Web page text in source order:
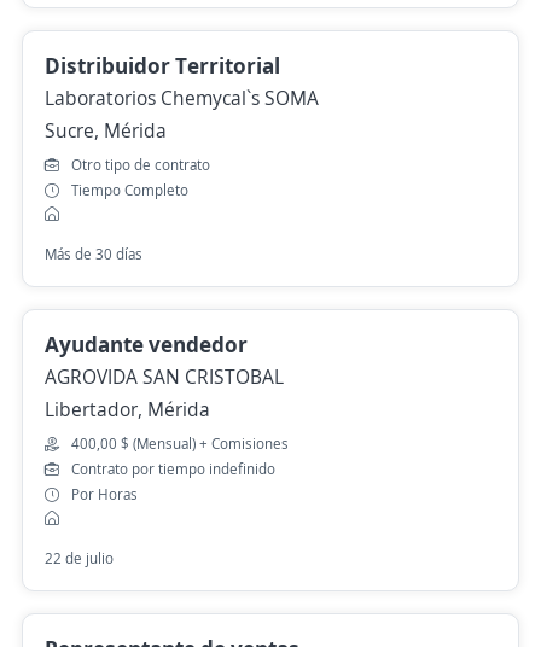
Distribuidor Territorial
Laboratorios Chemycal`s SOMA
Sucre, Mérida
Otro tipo de contrato
Tiempo Completo
Más de 30 días
Ayudante vendedor
AGROVIDA SAN CRISTOBAL
Libertador, Mérida
400,00 $ (Mensual) + Comisiones
Contrato por tiempo indefinido
Por Horas
22 de julio